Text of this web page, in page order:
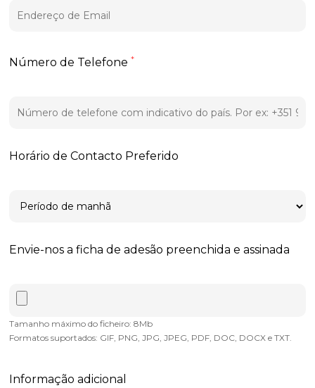
Número de Telefone*
Horário de Contacto Preferido
Envie-nos a ficha de adesão preenchida e assinada
Tamanho máximo do ficheiro: 8Mb
Formatos suportados: GIF, PNG, JPG, JPEG, PDF, DOC, DOCX e TXT.
Informação adicional